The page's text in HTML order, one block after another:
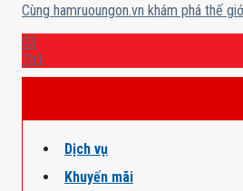
Cùng hamruoungon.vn khám phá thế
03
Th1
Dịch vụ
Khuyến mãi